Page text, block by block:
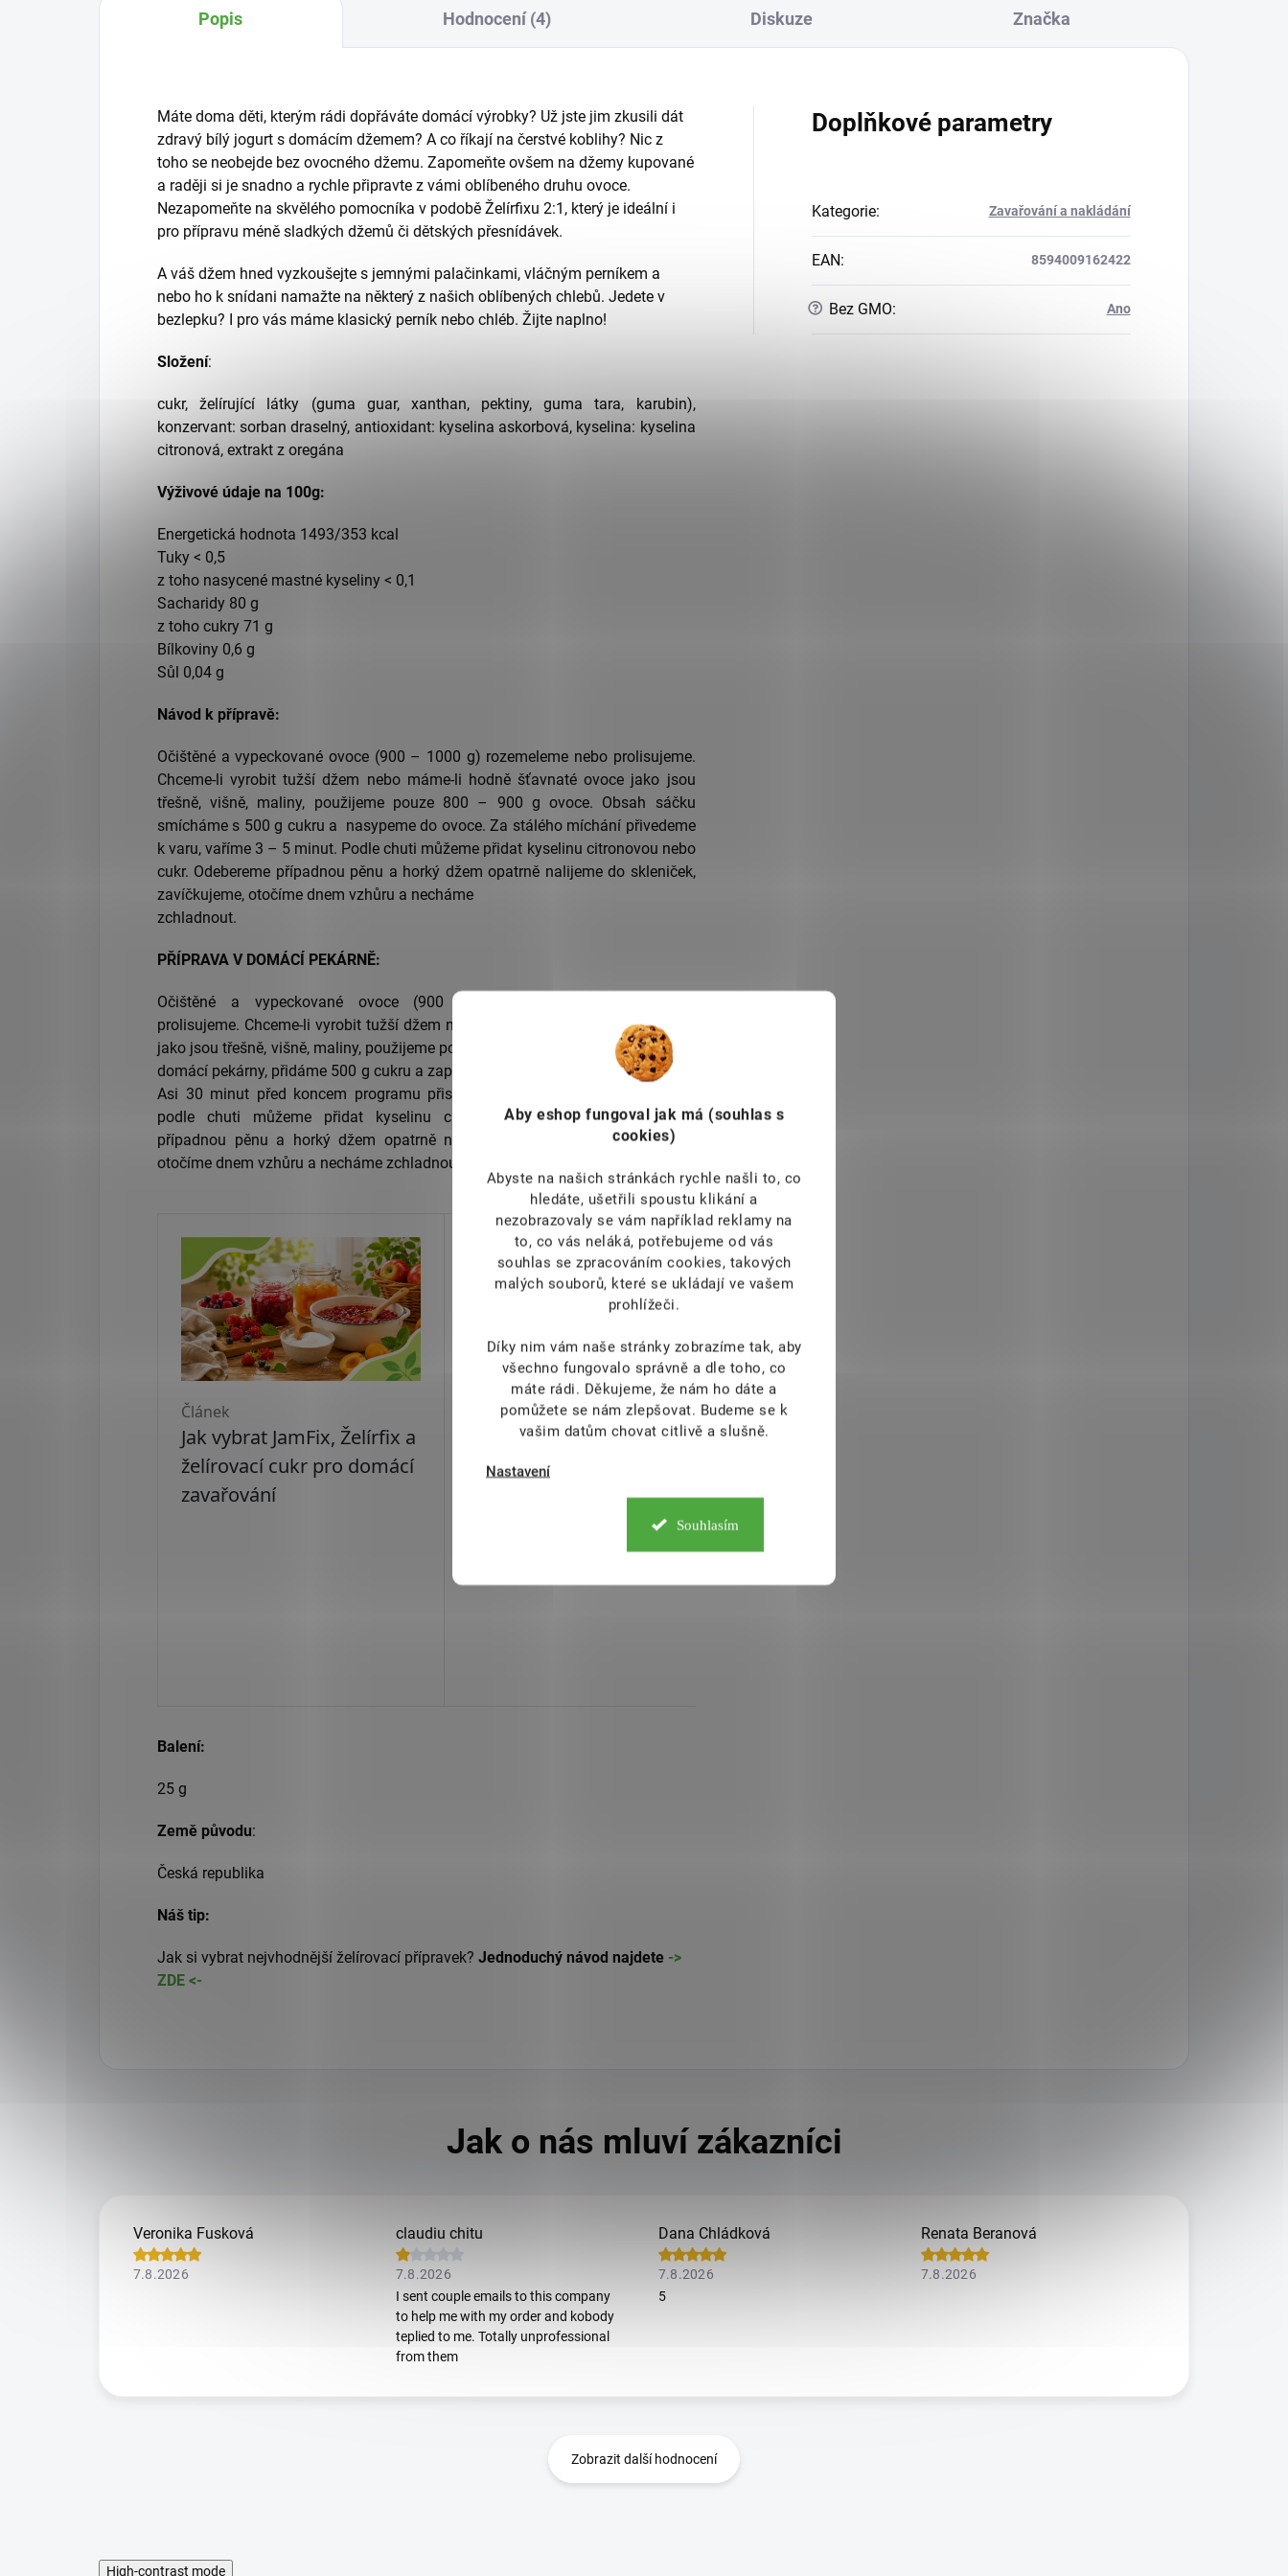
Aby eshop fungoval jak má (souhlas s
cookies)
Abyste na našich stránkách rychle našli to, co
hledáte, ušetřili spoustu klikání a
nezobrazovaly se vám například reklamy na
to, co vás neláká, potřebujeme od vás
souhlas se zpracováním cookies, takových
malých souborů, které se ukládají ve vašem
prohlížeči.
Díky nim vám naše stránky zobrazíme tak, aby
všechno fungovalo správně a dle toho, co
máte rádi. Děkujeme, že nám ho dáte a
pomůžete se nám zlepšovat. Budeme se k
vašim datům chovat citlivě a slušně.
Nastavení
Souhlasím
Popis Hodnocení (4) Diskuze Značka
Máte doma děti, kterým rádi dopřáváte domácí výrobky? Už jste jim zkusili dát
zdravý bílý jogurt s domácím džemem? A co říkají na čerstvé koblihy? Nic z
toho se neobejde bez ovocného džemu. Zapomeňte ovšem na džemy kupované
a raději si je snadno a rychle připravte z vámi oblíbeného druhu ovoce.
Nezapomeňte na skvělého pomocníka v podobě Želírfixu 2:1, který je ideální i
pro přípravu méně sladkých džemů či dětských přesnídávek.
A váš džem hned vyzkoušejte s jemnými palačinkami, vláčným perníkem a
nebo ho k snídani namažte na některý z našich oblíbených chlebů. Jedete v
bezlepku? I pro vás máme klasický perník nebo chléb. Žijte naplno!
Složení:
cukr, želírující látky (guma guar, xanthan, pektiny, guma tara, karubin),
konzervant: sorban draselný, antioxidant: kyselina askorbová, kyselina: kyselina
citronová, extrakt z oregána
Výživové údaje na 100g:
Energetická hodnota 1493/353 kcal
Tuky < 0,5
z toho nasycené mastné kyseliny < 0,1
Sacharidy 80 g
z toho cukry 71 g
Bílkoviny 0,6 g
Sůl 0,04 g
Návod k přípravě:
Očištěné a vypeckované ovoce (900 – 1000 g) rozemeleme nebo prolisujeme.
Chceme-li vyrobit tužší džem nebo máme-li hodně šťavnaté ovoce jako jsou
třešně, višně, maliny, použijeme pouze 800 – 900 g ovoce. Obsah sáčku
smícháme s 500 g cukru a nasypeme do ovoce. Za stálého míchání přivedeme
k varu, vaříme 3 – 5 minut. Podle chuti můžeme přidat kyselinu citronovou nebo
cukr. Odebereme případnou pěnu a horký džem opatrně nalijeme do skleniček,
zavíčkujeme, otočíme dnem vzhůru a necháme
zchladnout.
PŘÍPRAVA V DOMÁCÍ PEKÁRNĚ:
Očištěné a vypeckované ovoce (900 – 1000 g) rozemeleme nebo
prolisujeme. Chceme-li vyrobit tužší džem nebo máme-li hodně šťavnaté ovoce
jako jsou třešně, višně, maliny, použijeme pouze 800 – 900 g ovoce. Vložíme do
domácí pekárny, přidáme 500 g cukru a zapneme program Příprava marmelády.
Asi 30 minut před koncem programu přisypeme k ovoci sáček Želírfixu 2:1,
podle chuti můžeme přidat kyselinu citronovou nebo cukr. Odebereme
případnou pěnu a horký džem opatrně nalijeme do skleniček, zavíčkujeme,
otočíme dnem vzhůru a necháme zchladnout.
Balení:
25 g
Země původu:
Česká republika
Náš tip:
Jak si vybrat nejvhodnější želírovací přípravek? Jednoduchý návod najdete ->
ZDE <-
Doplňkové parametry
Kategorie: Zavařování a nakládání
EAN: 8594009162422
? Bez GMO: Ano
Veronika Fusková
7.8.2026
claudiu chitu
7.8.2026
I sent couple emails to this company
to help me with my order and kobody
teplied to me. Totally unprofessional
from them
Dana Chládková
7.8.2026
5
Renata Beranová
7.8.2026
Zobrazit další hodnocení
High-contrast mode